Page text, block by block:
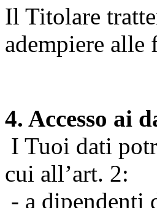
Il Titolare
adempiere
4. Accesso ai
I Tuoi dati
cui all’art. 2:
- a dipendenti